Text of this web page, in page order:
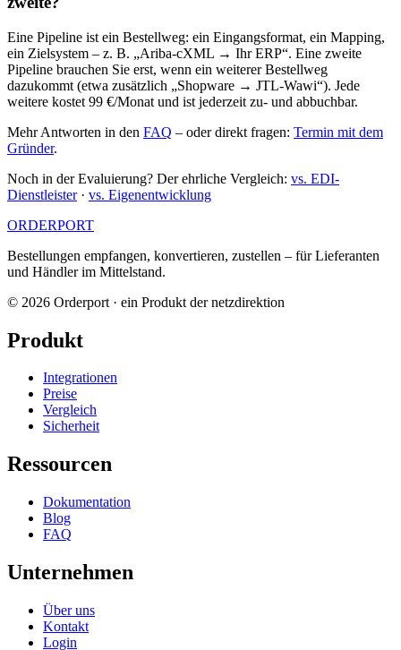
Eine Pipeline ist ein Bestellweg: ein Eingangsformat, ein Mapping,
ein Zielsystem – z. B. „Ariba-cXML → Ihr ERP“. Eine zweite
Pipeline brauchen Sie erst, wenn ein weiterer Bestellweg
dazukommt (etwa zusätzlich „Shopware → JTL-Wawi“). Jede
weitere kostet 99 €/Monat und ist jederzeit zu- und abbuchbar.
Mehr Antworten in den FAQ – oder direkt fragen: Termin mit dem
Gründer.
Noch in der Evaluierung? Der ehrliche Vergleich: vs. EDI-
Dienstleister· vs. Eigenentwicklung
ORDERPORT
Bestellungen empfangen, konvertieren, zustellen – für Lieferanten
und Händler im Mittelstand.
© 2026 Orderport · ein Produkt der netzdirektion
Produkt
Integrationen
Preise
Vergleich
Sicherheit
Ressourcen
Dokumentation
Blog
FAQ
Unternehmen
Über uns
Kontakt
Login